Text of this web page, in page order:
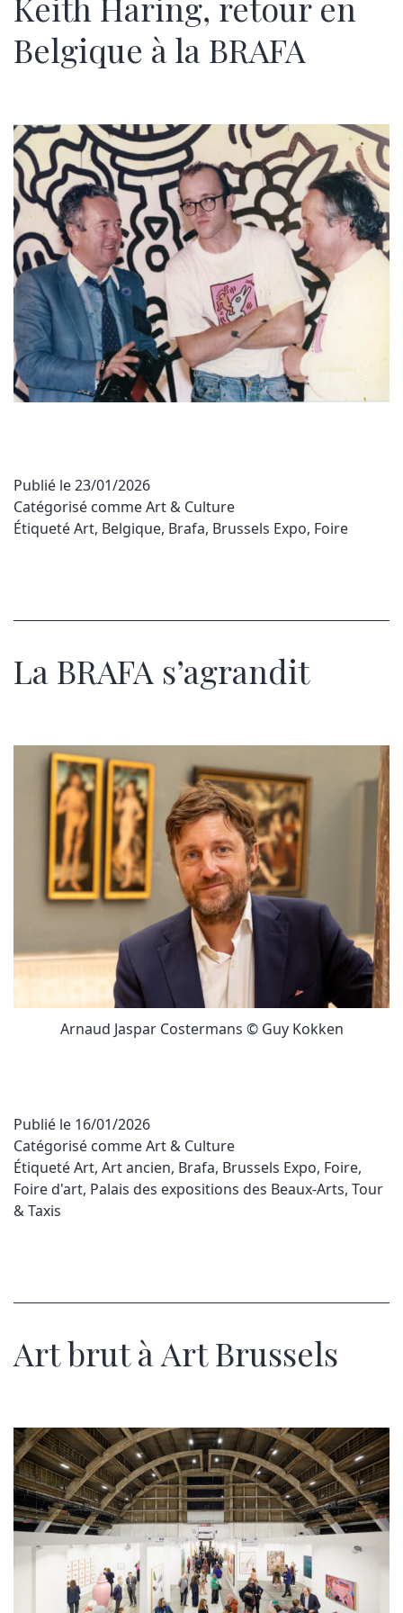
Belgique à la BRAFA
Publié le23/01/2026
Catégorisé commeArt & Culture
ÉtiquetéArt, Belgique, Brafa, Brussels Expo, Foire
La BRAFA s’agrandit
Arnaud Jaspar Costermans © Guy Kokken
Publié le 16/01/2026
Catégorisé commeArt & Culture
ÉtiquetéArt, Art ancien, Brafa, Brussels Expo, Foire,
Foire d'art, Palais des expositions des Beaux-Arts, Tour
& Taxis
Art brut à Art Brussels